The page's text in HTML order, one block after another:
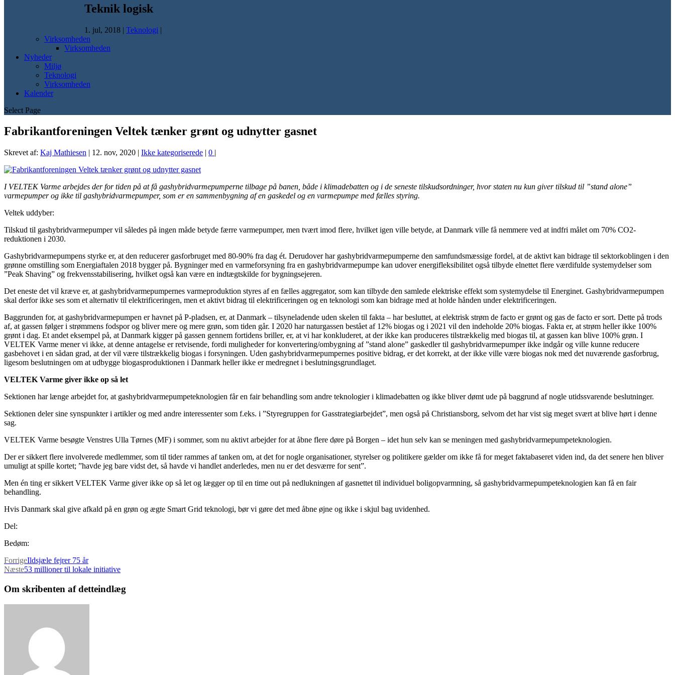
Teknik logisk
1. jul, 2018 | Teknologi |
Virksomheden
Virksomheden
Nyheder
Miljø
Teknologi
Virksomheden
Kalender
Select Page
Fabrikantforeningen Veltek tænker grønt og udnytter gasnet
Skrevet af: Kaj Mathiesen | 12. nov, 2020 | Ikke kategoriserede | 0 |
I VELTEK Varme arbejdes der for tiden på at få gashybridvarmepumperne tilbage på banen, både i klimadebatten og i de seneste tilskudsordninger, hvor staten nu kun giver tilskud til ”stand alone”
varmepumper og ikke til gashybridvarmepumper, som er en sammenbygning af en gaskedel og en varmepumpe med fælles styring.
Veltek uddyber:
Tilskud til gashybridvarmepumper vil således på ingen måde betyde færre varmepumper, men tvært imod flere, hvilket igen ville betyde, at Danmark ville få nemmere ved at indfri målet om 70% CO2-
reduktionen i 2030.
Gashybridvarmepumpens styrke er, at den reducerer gasforbruget med 80-90% fra dag ét. Derudover har gashybridvarmepumperne den samfundsmæssige fordel, at de aktivt kan bidrage til sektorkoblingen i den
grønne omstilling som Energiaftalen 2018 bygger på. Bygninger med en varmeforsyning fra en gashybridvarmepumpe kan udover energifleksibilitet også tilbyde elnettet flere værdifulde systemydelser som
”Peak Shaving” og frekvensstabilisering, hvilket også kan være en indtægtskilde for bygningsejeren.
Det eneste det vil kræve er, at gashybridvarmepumpernes varmeproduktion styres af en fælles aggregator, som kan tilbyde den samlede elektriske effekt som systemydelse til Energinet. Gashybridvarmepumpen
skal derfor ikke ses som et alternativ til elektrificeringen, men et aktivt bidrag til elektrificeringen og en teknologi som kan bidrage med at holde hånden under elektrificeringen.
Baggrunden for, at gashybridvarmepumpen er havnet på P-pladsen, er, at Danmark – tilsyneladende uden skelen til fakta – har besluttet, at elektrisk strøm de facto er grønt og gas de facto er sort. Dette på trods
af, at gassen følger i strømmens fodspor og bliver mere og mere grøn, som tiden går. I 2020 har naturgassen bestået af 12% biogas og i 2021 vil den indeholde 20% biogas. Fakta er, at strøm heller ikke 100%
grønt i dag. Et andet eksempel på, at Danmark kigger på gassen gennem fortidens briller, er, at vi har konkluderet, at der ikke kan produceres tilstrækkelig med biogas til, at gassen kan blive 100% grøn. I
VELTEK Varme mener vi ikke, at denne antagelse er retvisende, fordi muligheder for konvertering/ombygning af ”stand alone” gaskedler til gashybridvarmepumper ikke indgår og ville kunne reducere
gasbehovet i en sådan grad, at der vil være tilstrækkelig biogas i forsyningen. Uden gashybridvarmepumpernes positive bidrag, er det korrekt, at der ikke ville være biogas nok med det nuværende gasforbrug,
ligesom beslutningen om at udbygge biogasproduktionen i Danmark heller ikke er medregnet i beslutningsgrundlaget.
VELTEK Varme giver ikke op så let
Sektionen har længe arbejdet for, at gashybridvarmepumpeteknologien får en fair behandling som andre teknologier i klimadebatten og ikke bliver dømt ude på baggrund af nogle utidssvarende beslutninger.
Sektionen deler sine synspunkter i artikler og med andre interessenter som f.eks. i ”Styregruppen for Gasstrategiarbejdet”, men også på Christiansborg, selvom det har vist sig meget svært at blive hørt i denne
sag.
VELTEK Varme besøgte Venstres Ulla Tørnes (MF) i sommer, som nu aktivt arbejder for at åbne flere døre på Borgen – idet hun selv kan se meningen med gashybridvarmepumpeteknologien.
Der er sikkert flere involverede medlemmer, som til tider rammes af tanken om, at det for nogle organisationer, styrelser og politikere gælder om ikke få for meget faktabaseret viden ind, da det senere hen bliver
umuligt at spille kortet; ”havde jeg bare vidst det, så havde vi handlet anderledes, men nu er det desværre for sent”.
Men én ting er sikkert VELTEK Varme giver ikke op så let og lægger op til en time out på nedlukningen af gasnettet til individuel boligopvarmning, så gashybridvarmepumpeteknologien kan få en fair
behandling.
Hvis Danmark skal give afkald på en grøn og ægte Smart Grid teknologi, bør vi gøre det med åbne øjne og ikke i skjul bag uvidenhed.
Del:
Bedøm:
ForrigeIldsjæle fejrer 75 år
Næste53 millioner til lokale initiative
Om skribenten af detteindlæg